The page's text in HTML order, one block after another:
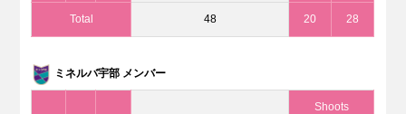
Total 48 20 28
ミネルバ宇部 メンバー
Shoots